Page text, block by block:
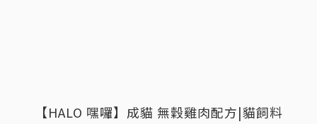
【HALO 嘿囉】成貓 無穀雞肉配方|貓飼料